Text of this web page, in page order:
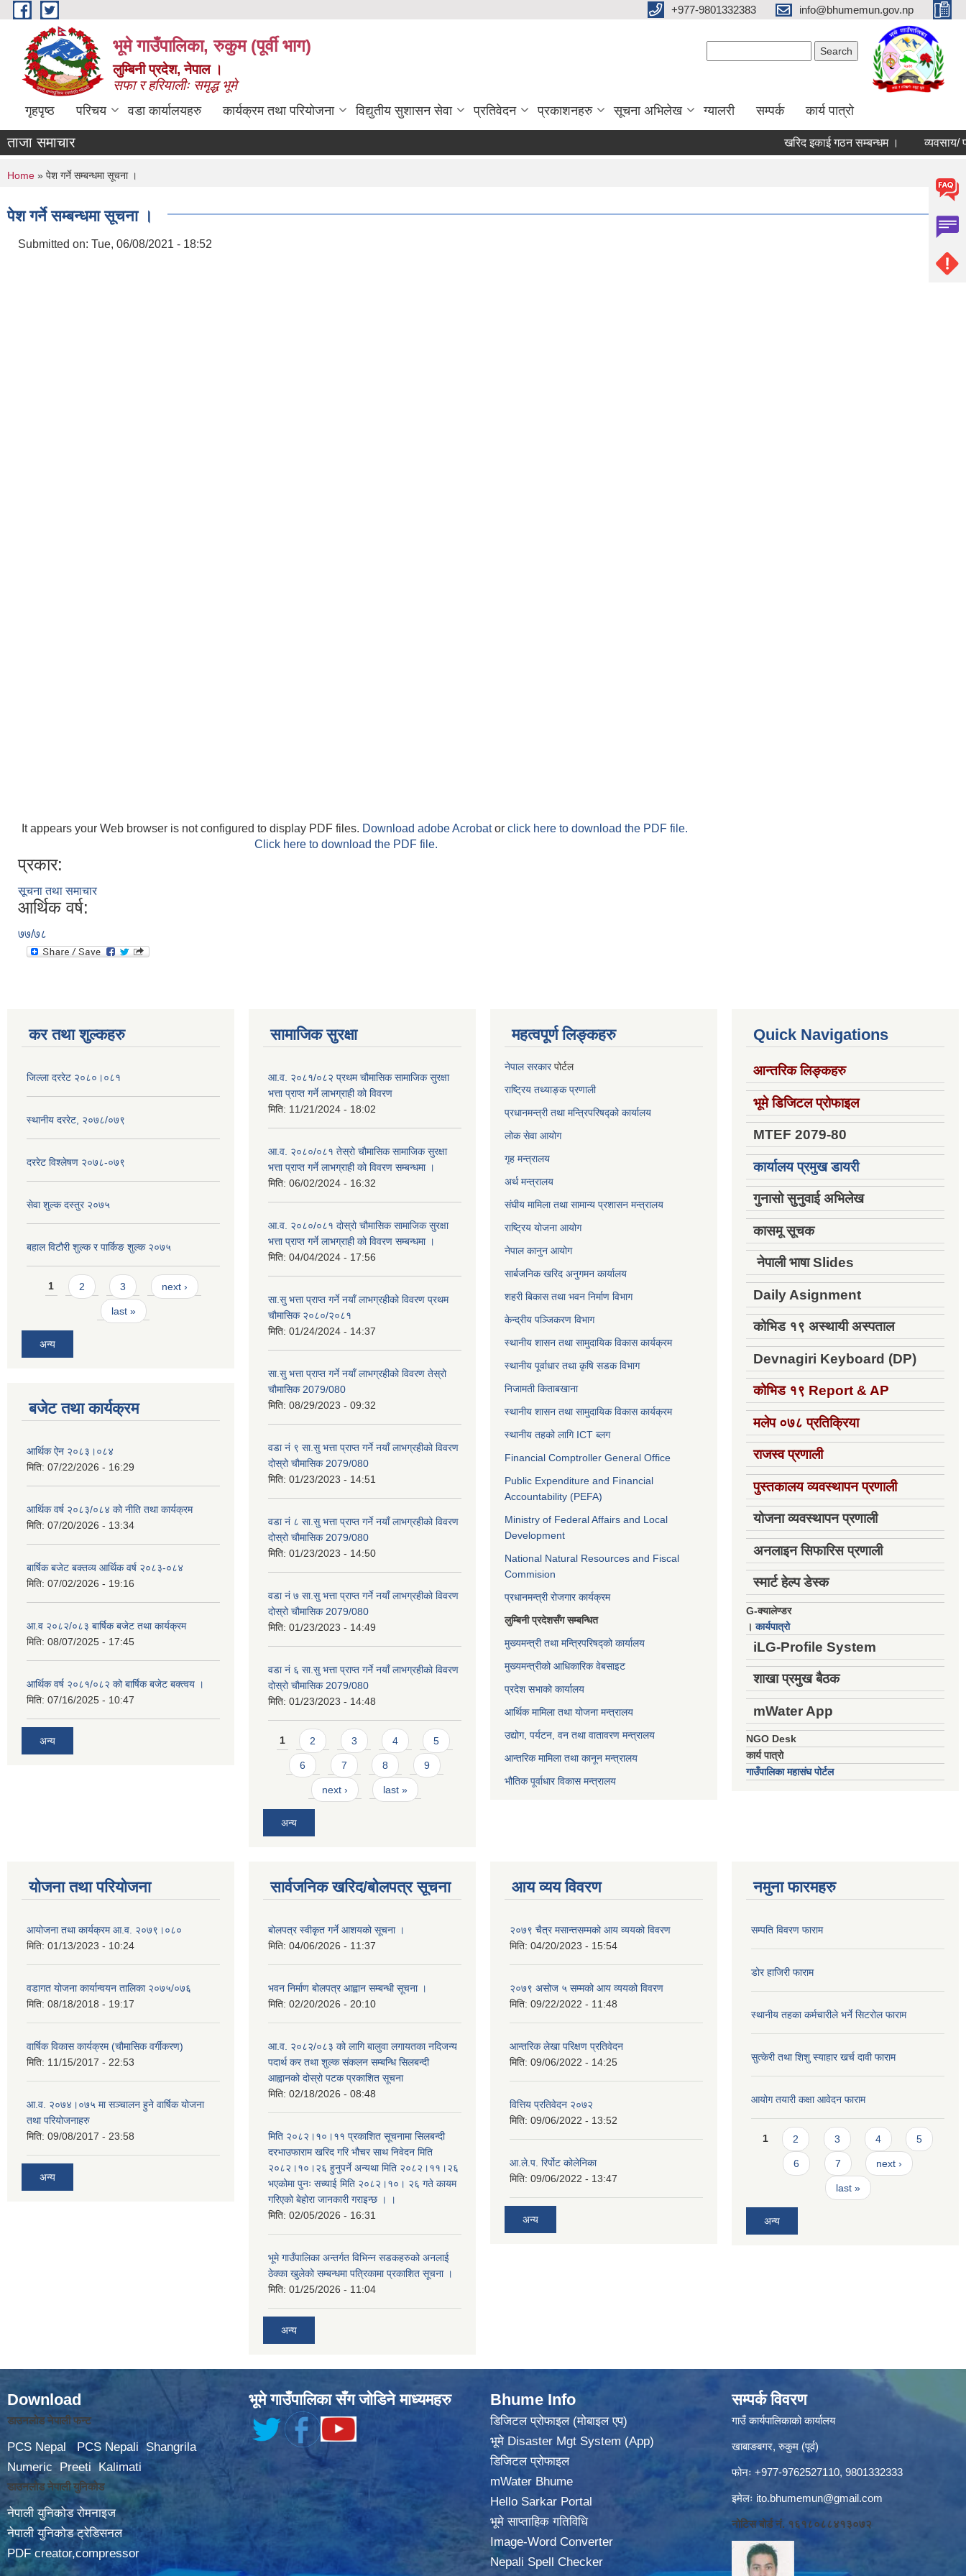
Skip to main content +977-9801332383 info@bhumemun.gov.np
भूमे गाउँपालिका, रुकुम (पूर्वी भाग)
लुम्बिनी प्रदेश, नेपाल ।
सफा र हरियालीः समृद्ध भूमे
गृहपृष्ठ परिचय वडा कार्यालयहरु कार्यक्रम तथा परियोजना विद्युतीय सुशासन सेवा प्रतिवेदन प्रकाशनहरु सूचना अभिलेख ग्यालरी सम्पर्क कार्य पात्रो
ताजा समाचार खरिद इकाई गठन सम्बन्धम । व्यवसाय/ फर्म/
You are here
Home » पेश गर्ने सम्बन्धमा सूचना ।
पेश गर्ने सम्बन्धमा सूचना ।
Submitted on: Tue, 06/08/2021 - 18:52
It appears your Web browser is not configured to display PDF files. Download adobe Acrobator click here to download the PDF file.
Click here to download the PDF file.
प्रकार:
सूचना तथा समाचार
आर्थिक वर्ष:
७७/७८
कर तथा शुल्कहरु
जिल्ला दररेट २०८०।०८१
स्थानीय दररेट, २०७८/०७९
दररेट विश्लेषण २०७८-०७९
सेवा शुल्क दस्तुर २०७५
बहाल विटौरी शुल्क र पार्किङ शुल्क २०७५
Pages
1 2 3 next ›
last »
अन्य
बजेट तथा कार्यक्रम
आर्थिक ऐन २०८३।०८४
मिति: 07/22/2026 - 16:29
आर्थिक वर्ष २०८३/०८४ को नीति तथा कार्यक्रम
मिति: 07/20/2026 - 13:34
बार्षिक बजेट बक्तव्य आर्थिक वर्ष २०८३-०८४
मिति: 07/02/2026 - 19:16
आ.व २०८२/०८३ बार्षिक बजेट तथा कार्यक्रम
मिति: 08/07/2025 - 17:45
आर्थिक वर्ष २०८१/०८२ को बार्षिक बजेट बक्त्वय ।
मिति: 07/16/2025 - 10:47
अन्य
सामाजिक सुरक्षा
आ.व. २०८१/०८२ प्रथम चौमासिक सामाजिक सुरक्षा
भत्ता प्राप्त गर्ने लाभग्राही को विवरण
मिति: 11/21/2024 - 18:02
आ.व. २०८०/०८१ तेस्रो चौमासिक सामाजिक सुरक्षा
भत्ता प्राप्त गर्ने लाभग्राही को विवरण सम्बन्धमा ।
मिति: 06/02/2024 - 16:32
आ.व. २०८०/०८१ दोस्रो चौमासिक सामाजिक सुरक्षा
भत्ता प्राप्त गर्ने लाभग्राही को विवरण सम्बन्धमा ।
मिति: 04/04/2024 - 17:56
सा.सु भत्ता प्राप्त गर्ने नयाँ लाभग्रहीको विवरण प्रथम
चौमासिक २०८०/२०८१
मिति: 01/24/2024 - 14:37
सा.सु भत्ता प्राप्त गर्ने नयाँ लाभग्रहीको विवरण तेस्रो
चौमासिक 2079/080
मिति: 08/29/2023 - 09:32
वडा नं ९ सा.सु भत्ता प्राप्त गर्ने नयाँ लाभग्रहीको विवरण
दोस्रो चौमासिक 2079/080
मिति: 01/23/2023 - 14:51
वडा नं ८ सा.सु भत्ता प्राप्त गर्ने नयाँ लाभग्रहीको विवरण
दोस्रो चौमासिक 2079/080
मिति: 01/23/2023 - 14:50
वडा नं ७ सा.सु भत्ता प्राप्त गर्ने नयाँ लाभग्रहीको विवरण
दोस्रो चौमासिक 2079/080
मिति: 01/23/2023 - 14:49
वडा नं ६ सा.सु भत्ता प्राप्त गर्ने नयाँ लाभग्रहीको विवरण
दोस्रो चौमासिक 2079/080
मिति: 01/23/2023 - 14:48
Pages
1 2 3 4 5
6 7 8 9
next › last »
अन्य
महत्वपूर्ण लिङ्कहरु
नेपाल सरकारपोर्टल
राष्ट्रिय तथ्याङ्क प्रणाली
प्रधानमन्त्री तथा मन्त्रिपरिषद्को कार्यालय
लोक सेवाआयोग
गृह मन्त्रालय
अर्थ मन्त्रालय
संघीय मामिला तथा सामान्य प्रशासन मन्त्रालय
राष्ट्रिय योजना आयोग
नेपाल कानुन आयोग
सार्बजनिक खरिद अनुगमन कार्यालय
शहरी बिकास तथा भवन निर्माण विभाग
केन्द्रीय पञ्जिकरण विभाग
स्थानीय शासन तथा सामुदायिक विकास कार्यक्रम
स्थानीय पूर्वाधार तथा कृषि सडक विभाग
निजामती किताबखाना
स्थानीय शासन तथा सामुदायिक विकास कार्यक्रम
स्थानीय तहको लागि ICT ब्लग
Financial Comptroller General Office
Public Expenditure and Financial
Accountability (PEFA)
Ministry of Federal Affairs and Local
Development
National Natural Resources and Fiscal
Commision
प्रधानमन्त्री रोजगार कार्यक्रम
लुम्बिनी प्रदेशसँग सम्बन्धित
मुख्यमन्त्री तथा मन्त्रिपरिषद्को कार्यालय
मुख्यमन्त्रीको आधिकारिक वेबसाइट
प्रदेश सभाको कार्यालय
आर्थिक मामिला तथा योजना मन्त्रालय
उद्योग, पर्यटन, वन तथा वातावरण मन्त्रालय
आन्तरिक मामिला तथा कानून मन्त्रालय
भौतिक पूर्वाधार विकास मन्त्रालय
Quick Navigations
आन्तरिक लिङ्कहरु
भूमे डिजिटल प्रोफाइल
MTEF 2079-80
कार्यालय प्रमुख डायरी
गुनासो सुनुवाई अभिलेख
कासमू सूचक
नेपाली भाषा Slides
Daily Asignment
कोभिड १९ अस्थायी अस्पताल
Devnagiri Keyboard (DP)
कोभिड १९ Report & AP
मलेप ०७८ प्रतिक्रिया
राजस्व प्रणाली
पुस्तकालय व्यवस्थापन प्रणाली
योजना व्यवस्थापन प्रणाली
अनलाइन सिफारिस प्रणाली
स्मार्ट हेल्प डेस्क
G-क्यालेण्डर
।कार्यपात्रो
iLG-Profile System
शाखा प्रमुख बैठक
mWater App
NGO Desk
कार्य पात्रो
गाउँपालिका महासंघ पोर्टल
योजना तथा परियोजना
आयोजना तथा कार्यक्रम आ.व. २०७९।०८०
मिति: 01/13/2023 - 10:24
वडागत योजना कार्यान्वयन तालिका २०७५/०७६
मिति: 08/18/2018 - 19:17
वार्षिक विकास कार्यक्रम (चौमासिक वर्गीकरण)
मिति: 11/15/2017 - 22:53
आ.व. २०७४।०७५ मा सञ्चालन हुने वार्षिक योजना
तथा परियोजनाहरु
मिति: 09/08/2017 - 23:58
अन्य
सार्वजनिक खरिद/बोलपत्र सूचना
बोलपत्र स्वीकृत गर्ने आशयको सूचना ।
मिति: 04/06/2026 - 11:37
भवन निर्माण बोलपत्र आह्वान सम्बन्धी सूचना ।
मिति: 02/20/2026 - 20:10
आ.व. २०८२/०८३ को लागि बालुवा लगायतका नदिजन्य
पदार्थ कर तथा शुल्क संकलन सम्बन्धि सिलबन्दी
आह्वानको दोस्रो पटक प्रकाशित सूचना
मिति: 02/18/2026 - 08:48
मिति २०८२।१०।११ प्रकाशित सूचनामा सिलबन्दी
दरभाउफाराम खरिद गरि भौचर साथ निवेदन मिति
२०८२।१०।२६ हुनुपर्ने अन्यथा मिति २०८२।११।२६
भएकोमा पुनः सच्याई मिति २०८२।१०। २६ गते कायम
गरिएको बेहोरा जानकारी गराइन्छ । ।
मिति: 02/05/2026 - 16:31
भूमे गाउँपालिका अन्तर्गत विभिन्न सडकहरुको अनलाई
ठेक्का खुलेको सम्बन्धमा पत्रिकामा प्रकाशित सूचना ।
मिति: 01/25/2026 - 11:04
अन्य
आय व्यय विवरण
२०७९ चैत्र मसान्तसम्मको आय व्ययको विवरण
मिति: 04/20/2023 - 15:54
२०७९ असोज ५ सम्मको आय व्ययको विवरण
मिति: 09/22/2022 - 11:48
आन्तरिक लेखा परिक्षण प्रतिवेदन
मिति: 09/06/2022 - 14:25
वित्तिय प्रतिवेदन २०७२
मिति: 09/06/2022 - 13:52
आ.ले.प. रिर्पोट कोलेनिका
मिति: 09/06/2022 - 13:47
अन्य
नमुना फारमहरु
सम्पति विवरण फाराम
डोर हाजिरी फाराम
स्थानीय तहका कर्मचारीले भर्ने सिटरोल फाराम
सुत्केरी तथा शिशु स्याहार खर्च दावी फाराम
आयोग तयारी कक्षा आवेदन फाराम
Pages
1 2 3 4 5
6 7 next ›
last »
अन्य
Download
डाउनलोड नेपाली फन्ट
PCS Nepal PCS Nepali
Shangrila
Numeric
Preeti Kalimati
डाउनलोड नेपाली युनिकोड
नेपाली युनिकोड रोमनाइज
नेपाली युनिकोड ट्रेडिसनल
PDF creator,compressor
भूमे गाउँपालिका सँग जोडिने माध्यमहरु Bhume Info
डिजिटल प्रोफाइल (मोबाइल एप)
भूमे Disaster Mgt System (App)
डिजिटल प्रोफाइल
mWater Bhume
Hello Sarkar Portal
भूमे साप्ताहिक गतिविधि
Image-Word Converter
Nepali Spell Checker
सम्पर्क विवरण
गाउँ कार्यपालिकाको कार्यालय
खाबाङबगर, रुकुम (पूर्व)
फोनः +977-9762527110, 9801332333
इमेलः ito.bhumemun@gmail.com
नोटिस बोर्ड नं. १६१८०८८४१३०७२